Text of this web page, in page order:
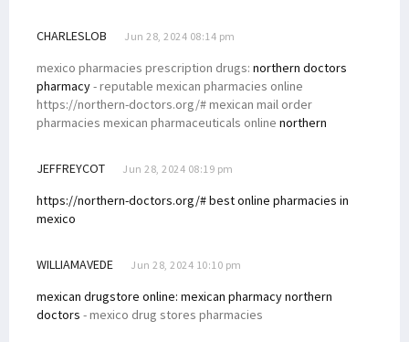
CHARLESLOB Jun 28, 2024 08:14 pm
mexico pharmacies prescription drugs: northern doctors
pharmacy- reputable mexican pharmacies online
https://northern-doctors.org/# mexican mail order
pharmacies mexican pharmaceuticals online northern
JEFFREYCOT Jun 28, 2024 08:19 pm
https://northern-doctors.org/# best online pharmacies in
mexico
WILLIAMAVEDE Jun 28, 2024 10:10 pm
mexican drugstore online: mexican pharmacy northern
doctors - mexico drug stores pharmacies